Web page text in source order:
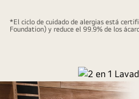
*El ciclo de cuidado de alergias está
Foundation) y reduce el 99.9% de los
Todo